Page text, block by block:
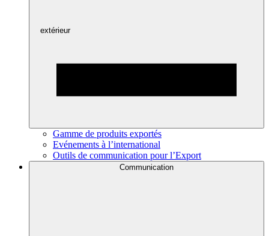
extérieur
Gamme de produits exportés
Evénements à l’international
Outils de communication pour l’Export
Communication